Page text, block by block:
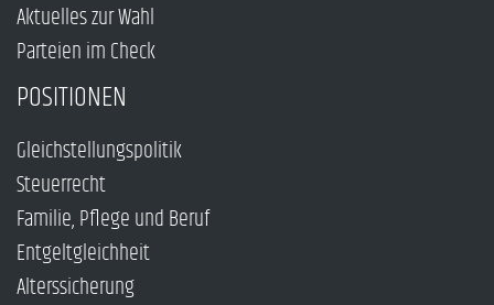
Aktuelles zur Wahl
Parteien im Check
POSITIONEN
Gleichstellungspolitik
Steuerrecht
Familie, Pflege und Beruf
Entgeltgleichheit
Alterssicherung